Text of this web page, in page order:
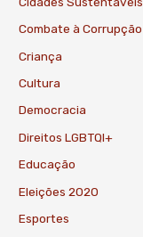
Combate à Corrupção
Criança
Cultura
Democracia
Direitos LGBTQI+
Educação
Eleições 2020
Esportes